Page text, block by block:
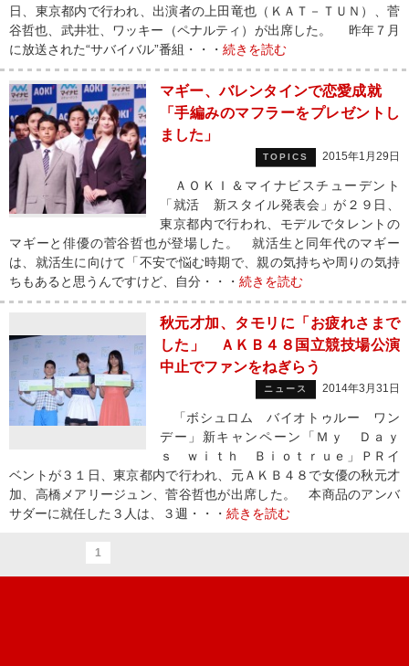
日、東京都内で行われ、出演者の上田竜也（ＫＡＴ－ＴＵＮ）、菅
谷哲也、武井壮、ワッキー（ペナルティ）が出席した。 昨年７月
に放送された“サバイバル”番組・・・ 続きを読む
マギー、バレンタインで恋愛成就
「手編みのマフラーをプレゼントし
ました」
TOPICS 2015年1月29日
ＡＯＫＩ＆マイナビスチューデント
「就活 新スタイル発表会」が２９日、
東京都内で行われ、モデルでタレントの
マギーと俳優の菅谷哲也が登場した。 就活生と同年代のマギー
は、就活生に向けて「不安で悩む時期で、親の気持ちや周りの気持
ちもあると思うんですけど、自分・・・ 続きを読む
秋元才加、タモリに「お疲れさまで
した」 ＡＫＢ４８国立競技場公演
中止でファンをねぎらう
ニュース 2014年3月31日
「ボシュロム バイオトゥルー ワン
デー」新キャンペーン「Ｍｙ Ｄａｙ
ｓ ｗｉｔｈ Ｂｉｏｔｒｕｅ」ＰＲイ
ベントが３１日、東京都内で行われ、元ＡＫＢ４８で女優の秋元才
加、高橋メアリージュン、菅谷哲也が出席した。 本商品のアンバ
サダーに就任した３人は、３週・・・ 続きを読む
1